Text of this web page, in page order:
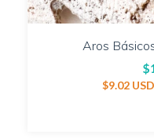
Aros
$9.02 USD